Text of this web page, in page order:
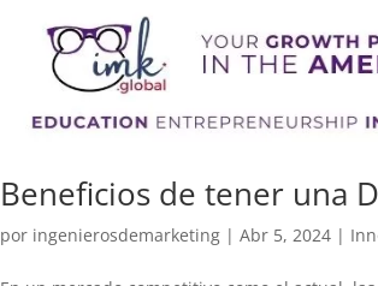
Beneficios de tener una
por ingenierosdemarketing |Abr 5, 2024 |